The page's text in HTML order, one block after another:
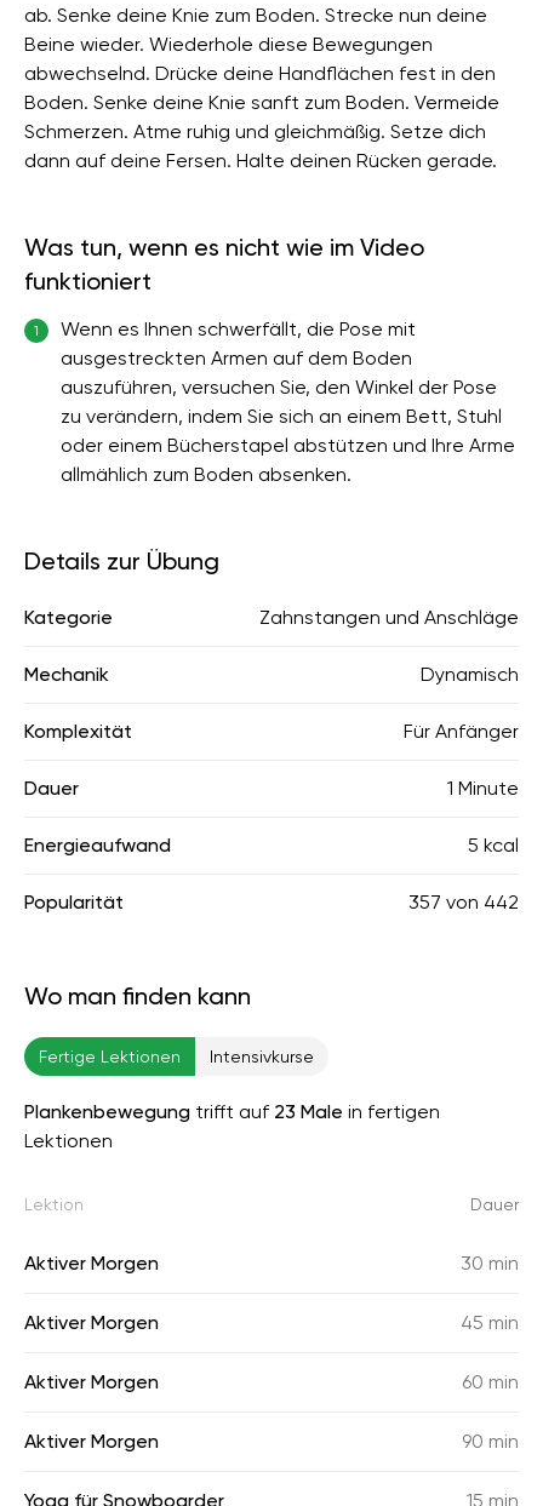
ab. Senke deine Knie zum Boden. Strecke nun deine
Beine wieder. Wiederhole diese Bewegungen
abwechselnd. Drücke deine Handflächen fest in den
Boden. Senke deine Knie sanft zum Boden. Vermeide
Schmerzen. Atme ruhig und gleichmäßig. Setze dich
dann auf deine Fersen. Halte deinen Rücken gerade.
Was tun, wenn es nicht wie im Video
funktioniert
1
Wenn es Ihnen schwerfällt, die Pose mit
ausgestreckten Armen auf dem Boden
auszuführen, versuchen Sie, den Winkel der Pose
zu verändern, indem Sie sich an einem Bett, Stuhl
oder einem Bücherstapel abstützen und Ihre Arme
allmählich zum Boden absenken.
Details zur Übung
Kategorie Zahnstangen und Anschläge
Mechanik Dynamisch
Komplexität Für Anfänger
Dauer 1 Minute
Energieaufwand 5 kcal
Popularität 357 von 442
Wo man finden kann
Fertige Lektionen Intensivkurse
Plankenbewegung trifft auf 23 Male in fertigen
Lektionen
Lektion Dauer
Aktiver Morgen 30 min
Aktiver Morgen 45 min
Aktiver Morgen 60 min
Aktiver Morgen 90 min
Yoga für Snowboarder 15 min